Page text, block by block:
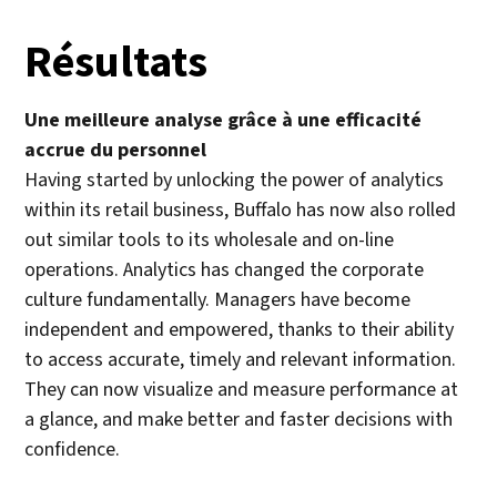
Résultats
Une meilleure analyse grâce à une efficacité
accrue du personnel
Having started by unlocking the power of analytics
within its retail business, Buffalo has now also rolled
out similar tools to its wholesale and on-line
operations. Analytics has changed the corporate
culture fundamentally. Managers have become
independent and empowered, thanks to their ability
to access accurate, timely and relevant information.
They can now visualize and measure performance at
a glance, and make better and faster decisions with
confidence.